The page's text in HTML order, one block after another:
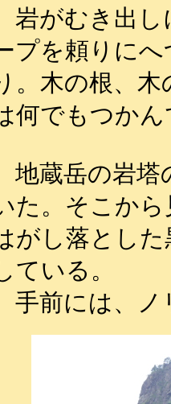
岩がむき出し
プを頼りに
。木の根、
何でもつか
地蔵岳の岩塔
た。そこか
がし落とし
ている。
手前には、ノ